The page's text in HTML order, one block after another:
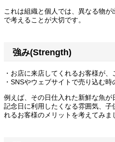
これは組織と個人では、異なる物
で考えることが大切です。
強み(Strength)
・お店に来店してくれるお客様が
・SNSやウェブサイトで売り込む
例えば、その日仕入れた新鮮な魚
記念日に利用したくなる雰囲気、子
れるお客様のメリットを考えてみま